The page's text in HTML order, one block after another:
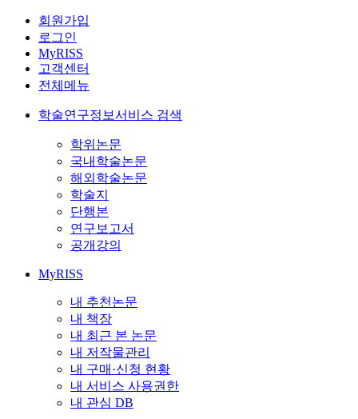
회원가입
로그인
MyRISS
고객센터
전체메뉴
학술연구정보서비스 검색
학위논문
국내학술논문
해외학술논문
학술지
단행본
연구보고서
공개강의
MyRISS
내 추천논문
내 책장
내 최근 본 논문
내 저작물관리
내 구매·신청 현황
내 서비스 사용권한
내 관심 DB